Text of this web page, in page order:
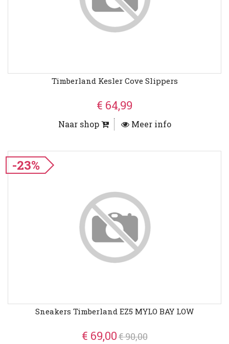
Timberland Kesler Cove Slippers
€ 64,99
Naar shop Meer info
-23%
Sneakers Timberland EZ5 MYLO BAY LOW
€ 69,00€ 90,00